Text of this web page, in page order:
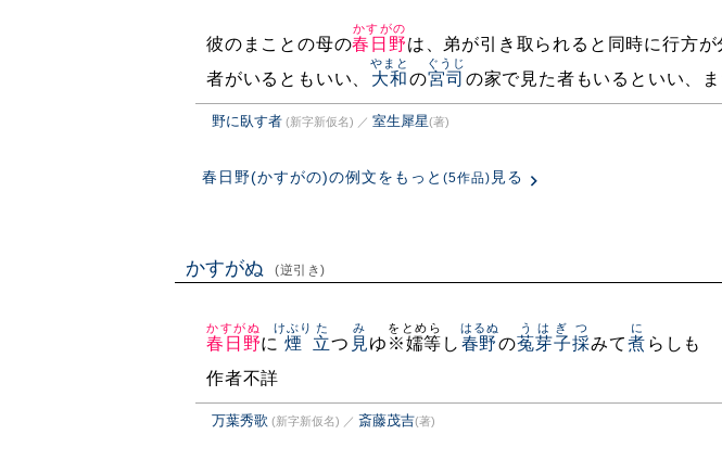
彼のまことの母の春日野
かすがの
は、弟が引き取られると同時に行方
者がいるともいい、
大和
やまと
の宮司
ぐうじ
の家で見た者もいるといい、
野に臥す者 (新字新仮名) ／ 室生犀星(著)
春日野(かすがの)の例文をもっと (5作品) 見る
かすがぬ (逆引き)
春日野
かすがぬ
に 煙
けぶり
立
た
つ 見
み
ゆ ※嬬等
をとめら
し 春野
はるぬ
の菟芽子
うはぎ
採
つ
みて煮
に
らしも
作者不詳
万葉秀歌 (新字新仮名) ／ 斎藤茂吉(著)